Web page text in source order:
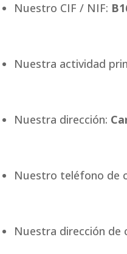
Nuestro CIF / NIF:
Nuestra actividad
Nuestra dirección:
Nuestro teléfono de
Nuestra dirección de